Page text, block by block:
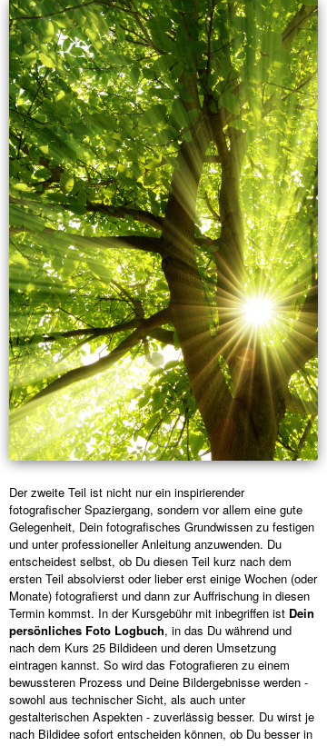
Der zweite Teil ist nicht nur ein inspirierender
fotografischer Spaziergang, sondern vor allem eine gute
Gelegenheit, Dein fotografisches Grundwissen zu festigen
und unter professioneller Anleitung anzuwenden. Du
entscheidest selbst, ob Du diesen Teil kurz nach dem
ersten Teil absolvierst oder lieber erst einige Wochen (oder
Monate) fotografierst und dann zur Auffrischung in diesen
Termin kommst. In der Kursgebühr mit inbegriffen ist Dein
persönliches Foto Logbuch, in das Du während und
nach dem Kurs 25 Bildideen und deren Umsetzung
eintragen kannst. So wird das Fotografieren zu einem
bewussteren Prozess und Deine Bildergebnisse werden -
sowohl aus technischer Sicht, als auch unter
gestalterischen Aspekten - zuverlässig besser. Du wirst je
nach Bildidee sofort entscheiden können, ob Du besser in